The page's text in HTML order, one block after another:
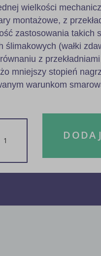
wielkości
montażowe, z
zastosowania takich
ślimakowych (wałki
z
mniejszy stopień
warunkom